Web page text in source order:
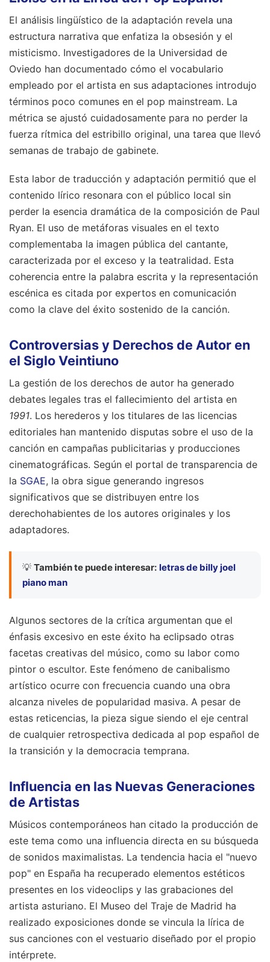
El análisis lingüístico de la adaptación revela una
estructura narrativa que enfatiza la obsesión y el
misticismo. Investigadores de la Universidad de
Oviedo han documentado cómo el vocabulario
empleado por el artista en sus adaptaciones introdujo
términos poco comunes en el pop mainstream. La
métrica se ajustó cuidadosamente para no perder la
fuerza rítmica del estribillo original, una tarea que llevó
semanas de trabajo de gabinete.
Esta labor de traducción y adaptación permitió que el
contenido lírico resonara con el público local sin
perder la esencia dramática de la composición de Paul
Ryan. El uso de metáforas visuales en el texto
complementaba la imagen pública del cantante,
caracterizada por el exceso y la teatralidad. Esta
coherencia entre la palabra escrita y la representación
escénica es citada por expertos en comunicación
como la clave del éxito sostenido de la canción.
Controversias y Derechos de Autor en
el Siglo Veintiuno
La gestión de los derechos de autor ha generado
debates legales tras el fallecimiento del artista en
1991. Los herederos y los titulares de las licencias
editoriales han mantenido disputas sobre el uso de la
canción en campañas publicitarias y producciones
cinematográficas. Según el portal de transparencia de
la SGAE, la obra sigue generando ingresos
significativos que se distribuyen entre los
derechohabientes de los autores originales y los
adaptadores.
💡 También te puede interesar: letras de billy joel
piano man
Algunos sectores de la crítica argumentan que el
énfasis excesivo en este éxito ha eclipsado otras
facetas creativas del músico, como su labor como
pintor o escultor. Este fenómeno de canibalismo
artístico ocurre con frecuencia cuando una obra
alcanza niveles de popularidad masiva. A pesar de
estas reticencias, la pieza sigue siendo el eje central
de cualquier retrospectiva dedicada al pop español de
la transición y la democracia temprana.
Influencia en las Nuevas Generaciones
de Artistas
Músicos contemporáneos han citado la producción de
este tema como una influencia directa en su búsqueda
de sonidos maximalistas. La tendencia hacia el "nuevo
pop" en España ha recuperado elementos estéticos
presentes en los videoclips y las grabaciones del
artista asturiano. El Museo del Traje de Madrid ha
realizado exposiciones donde se vincula la lírica de
sus canciones con el vestuario diseñado por el propio
intérprete.